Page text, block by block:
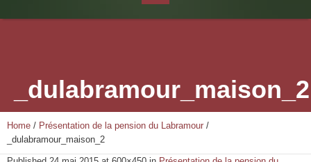
_dulabramour_maison_2
Home / Présentation de la pension du Labramour /
_dulabramour_maison_2